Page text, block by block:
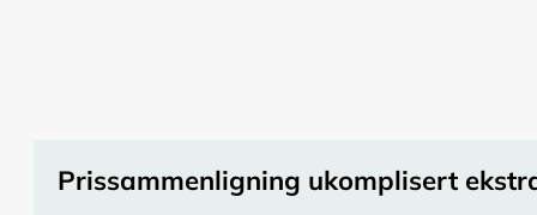
Prissammenligning ukomplisert